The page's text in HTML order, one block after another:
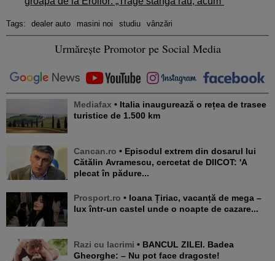
Tags: dealer auto masini noi studiu vânzări
Urmărește Promotor pe Social Media
Mediafax • Italia inaugurează o rețea de trasee
turistice de 1.500 km
Cancan.ro • Episodul extrem din dosarul lui
Cătălin Avramescu, cercetat de DIICOT: 'A
plecat în pădure...
Prosport.ro • Ioana Țiriac, vacanță de mega –
lux într-un castel unde o noapte de cazare...
Razi cu lacrimi • BANCUL ZILEI. Badea
Gheorghe: – Nu pot face dragoste!